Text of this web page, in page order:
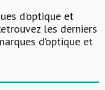
d’optique et
les derniers
d’optique et